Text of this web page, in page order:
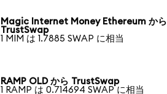
Magic Internet Money Ethereum から
TrustSwap
1 MIM は 1.7885 SWAP に相当
RAMP OLD から TrustSwap
1 RAMP は 0.714694 SWAP に相当